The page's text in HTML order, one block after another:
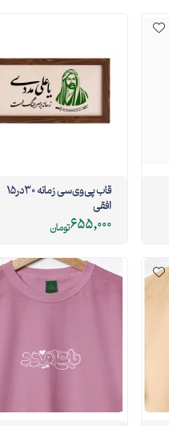
قاب پی‌وی‌سی زمانه 30در15
افقی
655,000تومان